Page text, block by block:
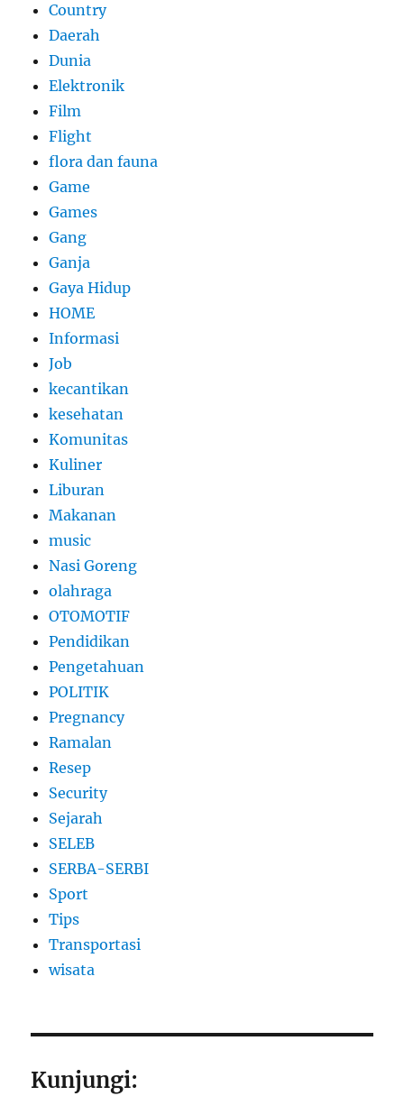
Country
Daerah
Dunia
Elektronik
Film
Flight
flora dan fauna
Game
Games
Gang
Ganja
Gaya Hidup
HOME
Informasi
Job
kecantikan
kesehatan
Komunitas
Kuliner
Liburan
Makanan
music
Nasi Goreng
olahraga
OTOMOTIF
Pendidikan
Pengetahuan
POLITIK
Pregnancy
Ramalan
Resep
Security
Sejarah
SELEB
SERBA-SERBI
Sport
Tips
Transportasi
wisata
Kunjungi: